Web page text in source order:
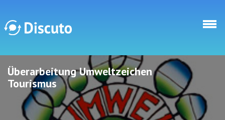
Discuto
Discuto
Überarbeitung Umweltzeichen
Tourismus